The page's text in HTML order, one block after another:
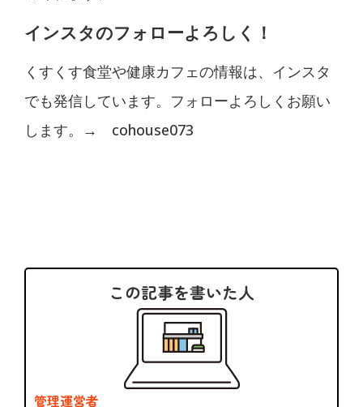
インスタのフォローよろしく！
くすくす食堂や健康カフェの情報は、インスタ
でも発信しています。フォローよろしくお願い
します。→ cohouse073
この記事を書いた人
管理運営者